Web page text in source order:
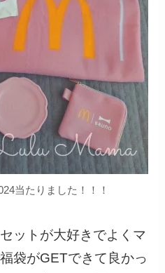
当たりました！！！
ットが大好きでよくマ
袋がGETできて良かっ